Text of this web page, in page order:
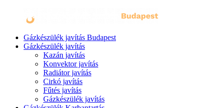
Gázkészülék javítás Budapest
Gázkészülék javítás
Kazán javítás
Konvektor javítás
Radiátor javítás
Cirkó javítás
Fűtés javítás
Gázkészülék javítás